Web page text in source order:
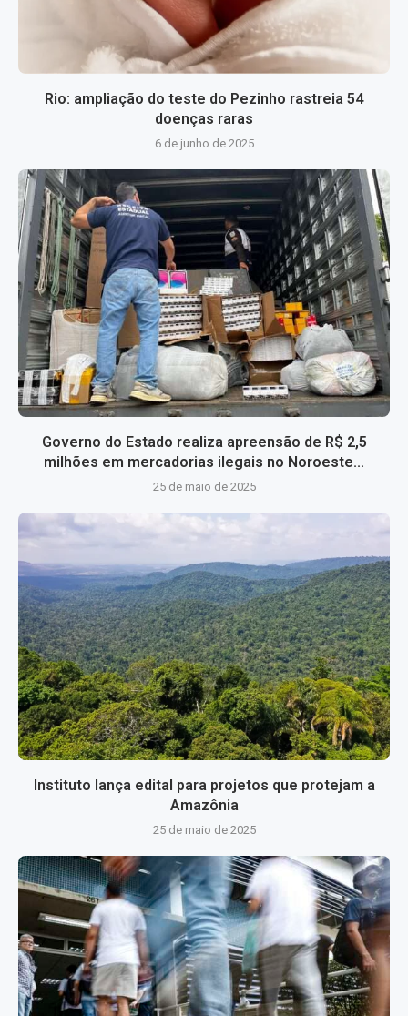
Rio: ampliação do teste do Pezinho rastreia 54
doenças raras
6 de junho de 2025
Governo do Estado realiza apreensão de R$ 2,5
milhões em mercadorias ilegais no Noroeste...
25 de maio de 2025
Instituto lança edital para projetos que protejam a
Amazônia
25 de maio de 2025